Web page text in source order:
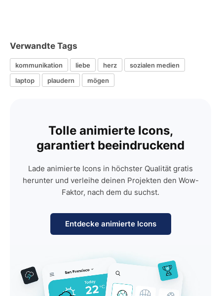
Verwandte Tags
kommunikation liebe herz
sozialen medien
laptop
plaudern mögen
Tolle animierte Icons,
garantiert beeindruckend
Lade animierte Icons in höchster Qualität gratis
herunter und verleihe deinen Projekten den Wow-
Faktor, nach dem du suchst.
Entdecke animierte Icons